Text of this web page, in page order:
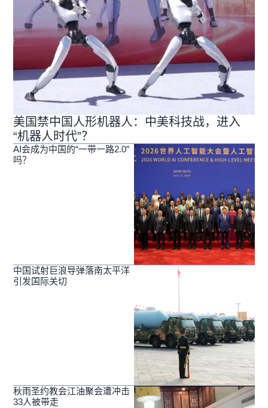
美国禁中国人形机器人：中美科技战，进入
“机器人时代”？
AI会成为中国的“一带一路2.0″
吗？
中国试射巨浪导弹落南太平洋
引发国际关切
秋雨圣约教会江油聚会遭冲击
33人被带走